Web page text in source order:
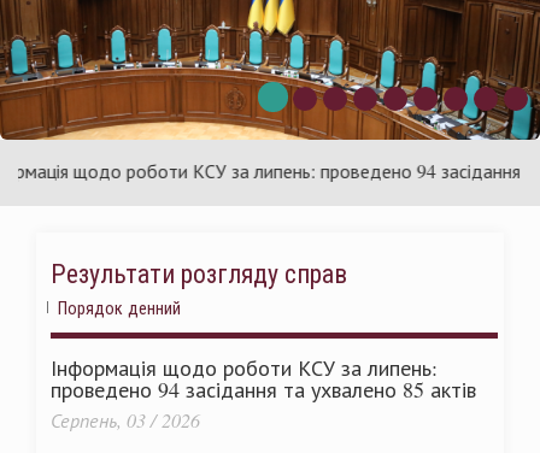
щодо роботи КСУ за липень: проведено 94 засідання та
Результати розгляду справ
Порядок денний
Інформація щодо роботи КСУ за липень:
проведено 94 засідання та ухвалено 85 актів
Серпень, 03 / 2026